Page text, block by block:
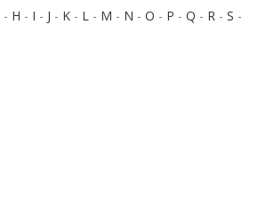
- H - I - J - K - L - M - N - O - P - Q - R - S -